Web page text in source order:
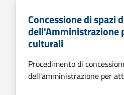
Concessione di spazi
dell'Amministrazione
culturali
Procedimento di
dell'amministrazione per